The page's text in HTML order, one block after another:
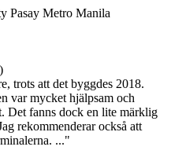
Pasay Metro Manila
trots att det byggdes 2018.
var mycket hjälpsam och
Det fanns dock en lite märklig
rekommenderar också att
..."